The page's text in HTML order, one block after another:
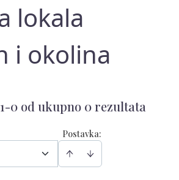
lokala
i okolina
0 od ukupno 0 rezultata
Postavka: